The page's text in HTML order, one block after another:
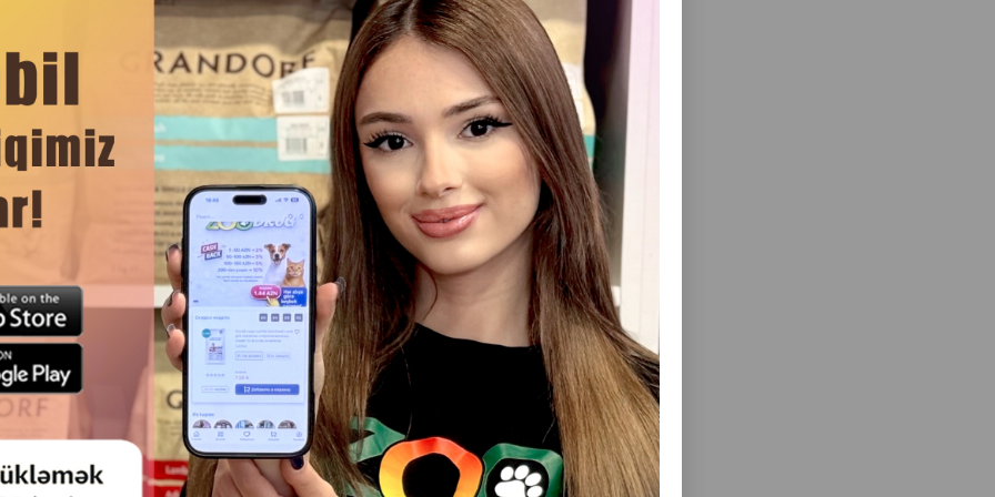
təravətini qoruyur və nəmdən qoruyur
yoxdur
Məzmun
26%
5,5%
0,6%
20%
231 ME
82 mq
0,3%
0,7%
kartof nişastası, qarğıdalı, hidrolizə edilmiş quş lələyi unu, pivə
DAHA ÇOX OXU
Hamısını Gör
SOFT SNACK BONES PIŞIK
ÜÇÜN TƏAMI,
QOYUN VƏ TOYUQ
DADI ILƏ 140 QR. #31518
WANPY VENISON JERKY MARAL ƏTI
DADLI ITLƏR ÜÇÜN LAĞIM YEM. 100 QR.
WANPY CHICKEN JERKY — ITLƏR ÜÇÜN